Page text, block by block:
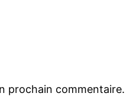
prochain commentaire.